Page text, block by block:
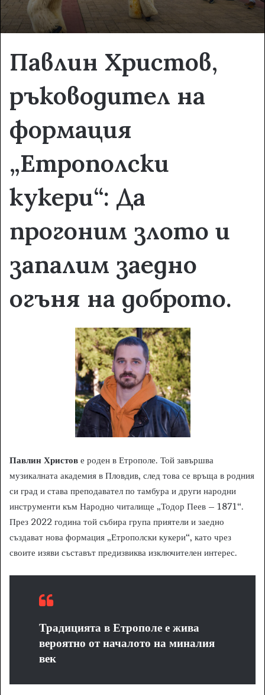
Павлин Христов,
ръководител на
формация
„Етрополски
кукери“: Да
прогоним злото и
запалим заедно
огъня на доброто.
Павлин Христов е роден в Етрополе. Той завършва
музикалната академия в Пловдив, след това се връща в родния
си град и става преподавател по тамбура и други народни
инструменти към Народно читалище „Тодор Пеев – 1871“.
През 2022 година той събира група приятели и заедно
създават нова формация „Етрополски кукери“, като чрез
своите изяви съставът предизвиква изключителен интерес.
Традицията в Етрополе е жива
вероятно от началото на миналия
век